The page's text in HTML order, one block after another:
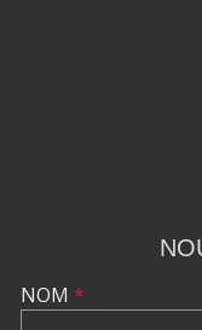
NOM *